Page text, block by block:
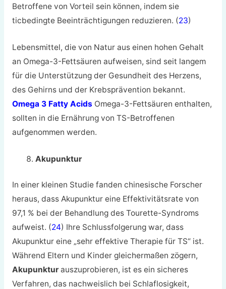
Betroffene von Vorteil sein können, indem sie
ticbedingte Beeinträchtigungen reduzieren. (23)
Lebensmittel, die von Natur aus einen hohen Gehalt
an Omega-3-Fettsäuren aufweisen, sind seit langem
für die Unterstützung der Gesundheit des Herzens,
des Gehirns und der Krebsprävention bekannt.
Omega 3 Fatty Acids Omega-3-Fettsäuren enthalten,
sollten in die Ernährung von TS-Betroffenen
aufgenommen werden.
Akupunktur
In einer kleinen Studie fanden chinesische Forscher
heraus, dass Akupunktur eine Effektivitätsrate von
97,1 % bei der Behandlung des Tourette-Syndroms
aufweist. (24) Ihre Schlussfolgerung war, dass
Akupunktur eine „sehr effektive Therapie für TS“ ist.
Während Eltern und Kinder gleichermaßen zögern,
Akupunkturauszuprobieren, ist es ein sicheres
Verfahren, das nachweislich bei Schlaflosigkeit,